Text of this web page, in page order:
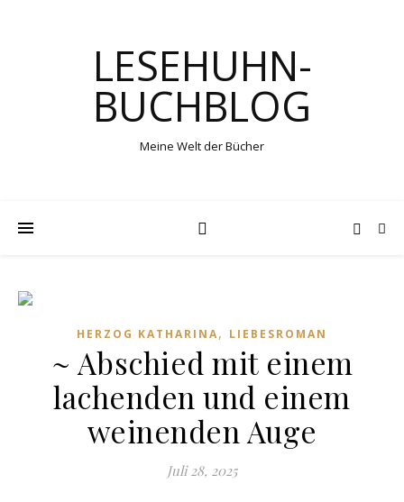
LESEHUHN-
BUCHBLOG
Meine Welt der Bücher
HERZOG KATHARINA, LIEBESROMAN
~ Abschied mit einem
lachenden und einem
weinenden Auge
Juli 28, 2025